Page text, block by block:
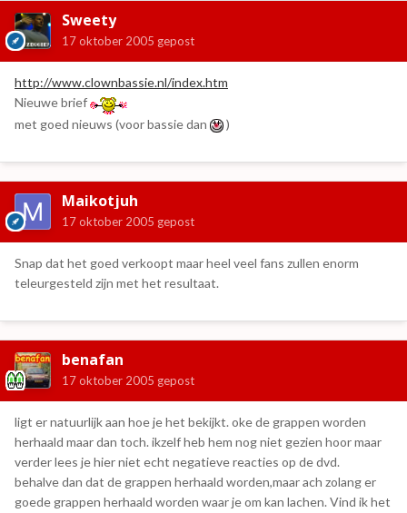
Sweety
17 oktober 2005 gepost
http://www.clownbassie.nl/index.htm
Nieuwe brief
met goed nieuws (voor bassie dan
)
Maikotjuh
17 oktober 2005 gepost
Snap dat het goed verkoopt maar heel veel fans zullen enorm
teleurgesteld zijn met het resultaat.
benafan
17 oktober 2005 gepost
ligt er natuurlijk aan hoe je het bekijkt. oke de grappen worden
herhaald maar dan toch. ikzelf heb hem nog niet gezien hoor maar
verder lees je hier niet echt negatieve reacties op de dvd.
behalve dan dat de grappen herhaald worden,maar ach zolang er
goede grappen herhaald worden waar je om kan lachen. Vind ik het